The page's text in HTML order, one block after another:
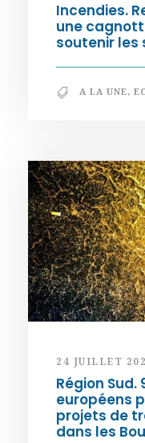
Incendies.
une
soutenir
A LA UNE,
24 JUILLET
Région
européens
projets de
dans les